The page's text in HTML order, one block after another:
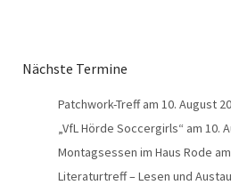
Nächste Termine
Patchwork-Treffam 10. August
„VfL Hörde Soccergirls“ am 10.
Montagsessen im Haus Rode
Literaturtreff – Lesen und